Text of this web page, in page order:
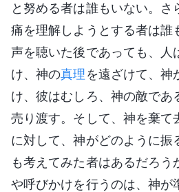
と努める者は誰もいない。
痛を理解しようとする者は誰
声を聴いた後であっても、人
け、神の真理を遠ざけて、神
け、彼はむしろ、神の敵であ
売り渡す。そして、神を棄て
に対して、神がどのように振
も考えてみた者はあるだろ
や呼びかけを行うのは、神が